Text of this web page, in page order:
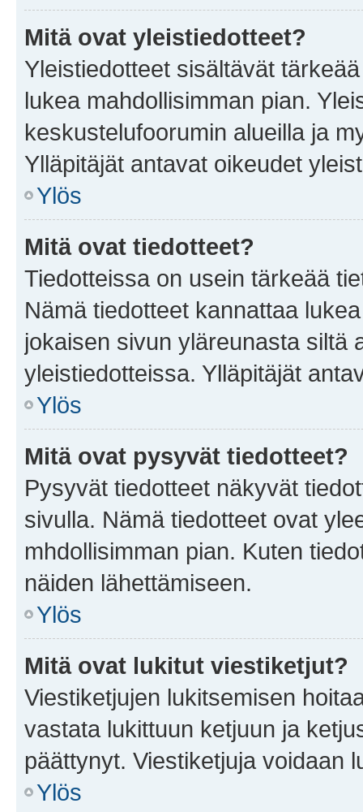
Mitä ovat yleistiedotteet?
Yleistiedotteet sisältävät
lukea mahdollisimman pian.
keskustelufoorumin alueilla ja
Ylläpitäjät antavat oikeudet
Ylös
Mitä ovat tiedotteet?
Tiedotteissa on usein tärkeää
Nämä tiedotteet kannattaa
jokaisen sivun yläreunasta siltä
yleistiedotteissa. Ylläpitäjät
Ylös
Mitä ovat pysyvät tiedotteet?
Pysyvät tiedotteet näkyvät
sivulla. Nämä tiedotteet ovat
mhdollisimman pian. Kuten
näiden lähettämiseen.
Ylös
Mitä ovat lukitut viestiketjut?
Viestiketjujen lukitsemisen
vastata lukittuun ketjuun ja
päättynyt. Viestiketjuja voidaan
Ylös